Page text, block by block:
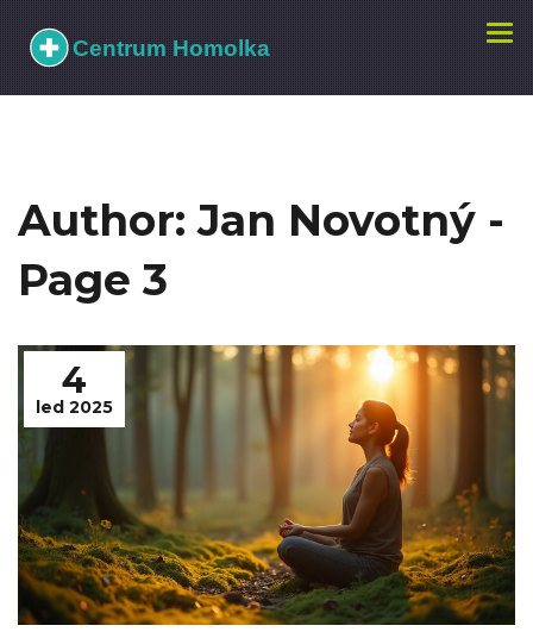
Author: Jan Novotný -
Page 3
4
led 2025